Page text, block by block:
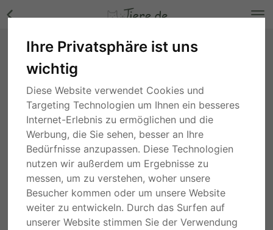
Ihre Privatsphäre ist uns
wichtig
Diese Website verwendet Cookies und
Targeting Technologien um Ihnen ein besseres
Internet-Erlebnis zu ermöglichen und die
Werbung, die Sie sehen, besser an Ihre
Bedürfnisse anzupassen. Diese Technologien
nutzen wir außerdem um Ergebnisse zu
messen, um zu verstehen, woher unsere
Besucher kommen oder um unsere Website
weiter zu entwickeln. Durch das Surfen auf
unserer Website stimmen Sie der Verwendung
Sara, Mix - Hündin Bilder
Niedersachsen, vor 3 Wochen